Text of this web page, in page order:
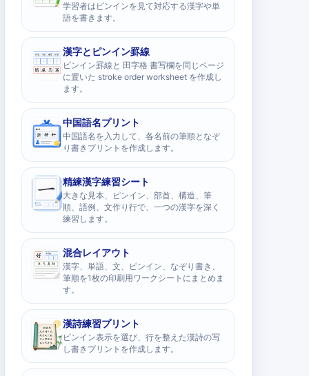
学習者はピンインを見て対応する漢字や単
語を書きます。
漢字とピンイン罫線
ピンイン罫線と 田字格 書写欄を同じページ
に置いた stroke order worksheet を作成し
ます。
中国語名プリント
中国語名を入力して、各名前の筆順となぞ
り書きプリントを作成します。
精練漢字練習シート
大きな見本、ピンイン、部首、構造、筆
順、語例、文作り行で、一つの漢字を深く
練習します。
混合レイアウト
漢字、単語、文、ピンイン、なぞり書き、
筆順を1枚の印刷用ワークシートにまとめま
す。
漢詩練習プリント
ピンイン表示を選び、行を整えた漢詩の写
し書きプリントを作成します。